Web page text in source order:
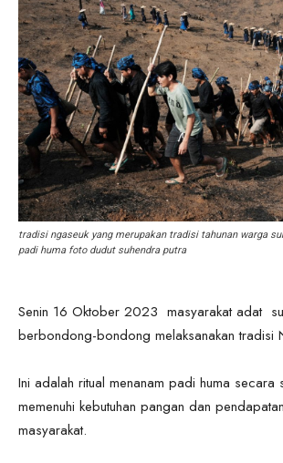
tradisi ngaseuk yang merupakan tradisi tahunan warga
padi huma foto dudut suhendra putra
Senin 16 Oktober 2023 masyarakat adat
berbondong-bondong melaksanakan tradisi
Ini adalah ritual menanam padi huma secara
memenuhi kebutuhan pangan dan
masyarakat.